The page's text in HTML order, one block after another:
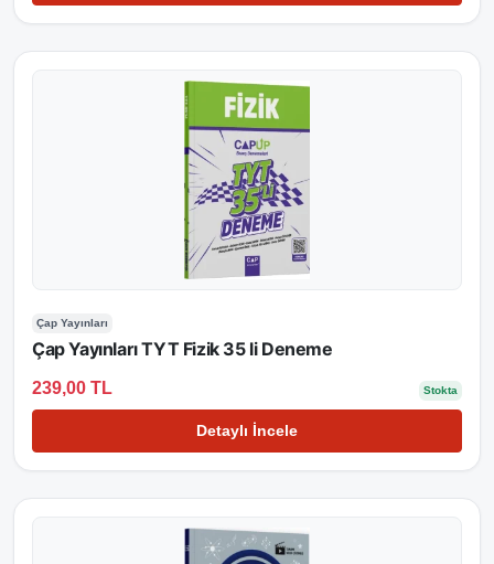
Çap Yayınları
Çap Yayınları TYT Fizik 35 li Deneme
239,00 TL Stokta
Detaylı İncele